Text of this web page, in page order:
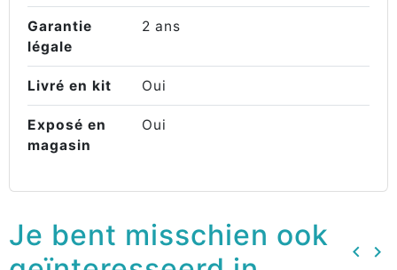
Garantie
légale
2 ans
Livré en kit Oui
Exposé en
magasin
Oui
Je bent misschien ook
keyboard_arrow_left keyboard_arrow_right